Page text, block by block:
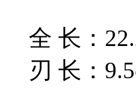
全 长：
刃 长：